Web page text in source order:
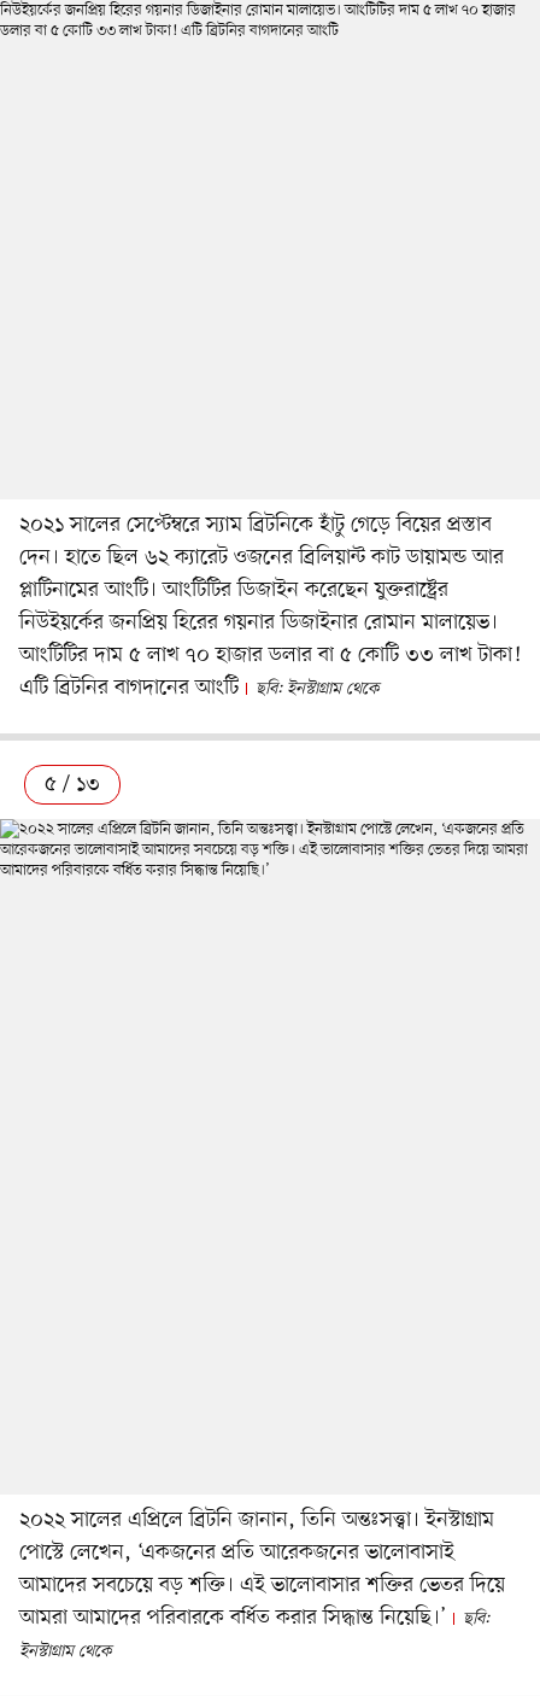
২০২১ সালের সেপ্টেম্বরে স্যাম ব্রিটনিকে হাঁটু গেড়ে বিয়ের প্রস্তাব
দেন। হাতে ছিল ৬২ ক্যারেট ওজনের ব্রিলিয়ান্ট কাট ডায়ামন্ড আর
প্লাটিনামের আংটি। আংটিটির ডিজাইন করেছেন যুক্তরাষ্ট্রের
নিউইয়র্কের জনপ্রিয় হিরের গয়নার ডিজাইনার রোমান মালায়েভ।
আংটিটির দাম ৫ লাখ ৭০ হাজার ডলার বা ৫ কোটি ৩৩ লাখ টাকা!
এটি ব্রিটনির বাগদানের আংটি
ছবি: ইনস্টাগ্রাম থেকে
৫ / ১৩
২০২২ সালের এপ্রিলে ব্রিটনি জানান, তিনি অন্তঃসত্ত্বা। ইনস্টাগ্রাম
পোস্টে লেখেন, ‘একজনের প্রতি আরেকজনের ভালোবাসাই
আমাদের সবচেয়ে বড় শক্তি। এই ভালোবাসার শক্তির ভেতর দিয়ে
আমরা আমাদের পরিবারকে বর্ধিত করার সিদ্ধান্ত নিয়েছি।’
ছবি:
ইনস্টাগ্রাম থেকে